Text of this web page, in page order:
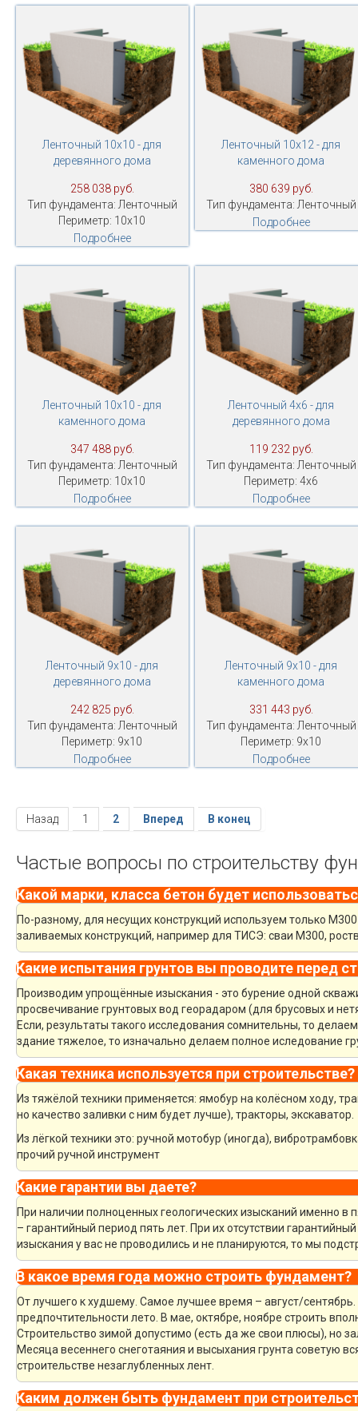
Ленточный 10х10 - для
деревянного дома
258 038 руб.
Тип фундамента: Ленточный
Периметр: 10х10
Подробнее
Ленточный 10х12 - для
каменного дома
380 639 руб.
Тип фундамента: Ленточный
Подробнее
Ленточный 10х10 - для
каменного дома
347 488 руб.
Тип фундамента: Ленточный
Периметр: 10х10
Подробнее
Ленточный 4х6 - для
деревянного дома
119 232 руб.
Тип фундамента: Ленточный
Периметр: 4х6
Подробнее
Ленточный 9х10 - для
деревянного дома
242 825 руб.
Тип фундамента: Ленточный
Периметр: 9х10
Подробнее
Ленточный 9х10 - для
каменного дома
331 443 руб.
Тип фундамента: Ленточный
Периметр: 9х10
Подробнее
Назад 1 2 Вперед В конец
Частые вопросы по строительству
Какой марки, класса бетон будет
По-разному, для несущих конструкций используем только
заливаемых конструкций, например для ТИСЭ: сваи М300,
Какие испытания грунтов вы проводите перед
Производим упрощённые изыскания - это бурение одной
просвечивание грунтовых вод георадаром (для брусовых и
Если, результаты такого исследования сомнительны, то
здание тяжелое, то изначально делаем полное иследование
Какая техника используется при строительстве?
Из тяжёлой техники применяется: ямобур на колёсном ходу,
но качество заливки с ним будет лучше), тракторы, экскаватор.
Из лёгкой техники это: ручной мотобур (иногда),
прочий ручной инструмент
Какие гарантии вы даете?
При наличии полноценных геологических изысканий именно в
– гарантийный период пять лет. При их отсутствии
изыскания у вас не проводились и не планируются, то мы
В какое время года можно строить фундамент?
От лучшего к худшему. Самое лучшее время – август/
предпочтительности лето. В мае, октябре, ноябре строить
Строительство зимой допустимо (есть да же свои плюсы), но
Месяца весеннего снеготаяния и высыхания грунта советую
строительстве незаглубленных лент.
Каким должен быть фундамент при